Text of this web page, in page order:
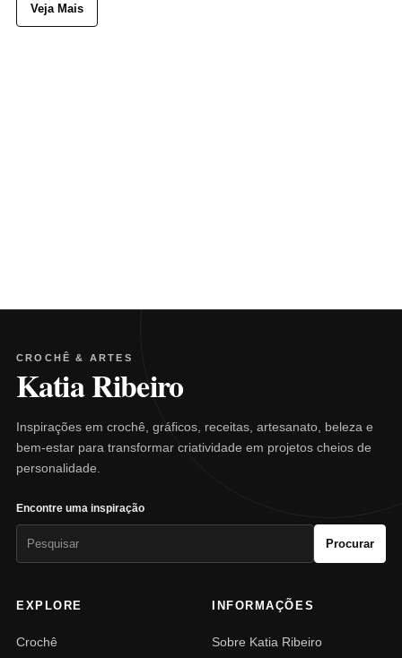
Veja Mais
CROCHÊ & ARTES
Katia Ribeiro
Inspirações em crochê, gráficos, receitas, artesanato, beleza e
bem-estar para transformar criatividade em projetos cheios de
personalidade.
Encontre uma inspiração
Procurar
EXPLORE
Crochê
INFORMAÇÕES
Sobre Katia Ribeiro